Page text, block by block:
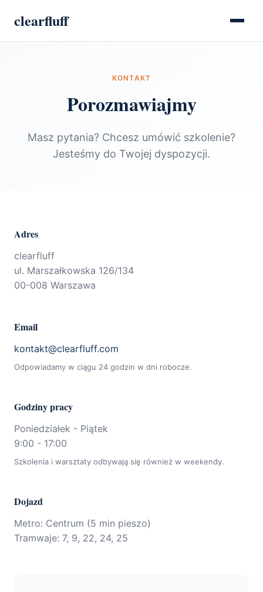
clearfluff
KONTAKT
Porozmawiajmy
Masz pytania? Chcesz umówić szkolenie?
Jesteśmy do Twojej dyspozycji.
Adres
clearfluff
ul. Marszałkowska 126/134
00-008 Warszawa
Email
kontakt@clearfluff.com
Odpowiadamy w ciągu 24 godzin w dni robocze.
Godziny pracy
Poniedziałek - Piątek
9:00 - 17:00
Szkolenia i warsztaty odbywają się również w weekendy.
Dojazd
Metro: Centrum (5 min pieszo)
Tramwaje: 7, 9, 22, 24, 25